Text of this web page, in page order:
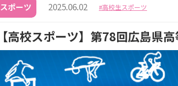
スポーツ
2025.06.02 高校生スポーツ
【高校スポーツ】第78回広島県